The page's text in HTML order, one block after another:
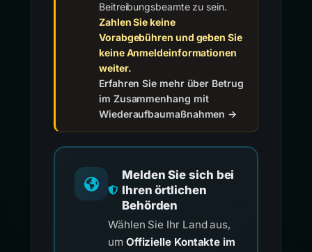
Beitreibungsbeamte zu sein.
Zahlen Sie keine
Vorabgebühren und geben Sie
keine Anmeldeinformationen
weiter.
Erfahren Sie mehr über Betrug
im Zusammenhang mit
Wiederaufbaumaßnahmen →
Melden Sie sich bei
Ihren örtlichen
Behörden
Wählen Sie Ihr Land aus,
um Offizielle Kontakte im